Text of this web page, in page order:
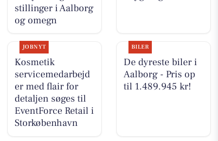
stillinger i Aalborg
og omegn
JOBNYT
Kosmetik
servicemedarbejd
er med flair for
detaljen søges til
EventForce Retail i
Storkøbenhavn
BILER
De dyreste biler i
Aalborg - Pris op
til 1.489.945 kr!